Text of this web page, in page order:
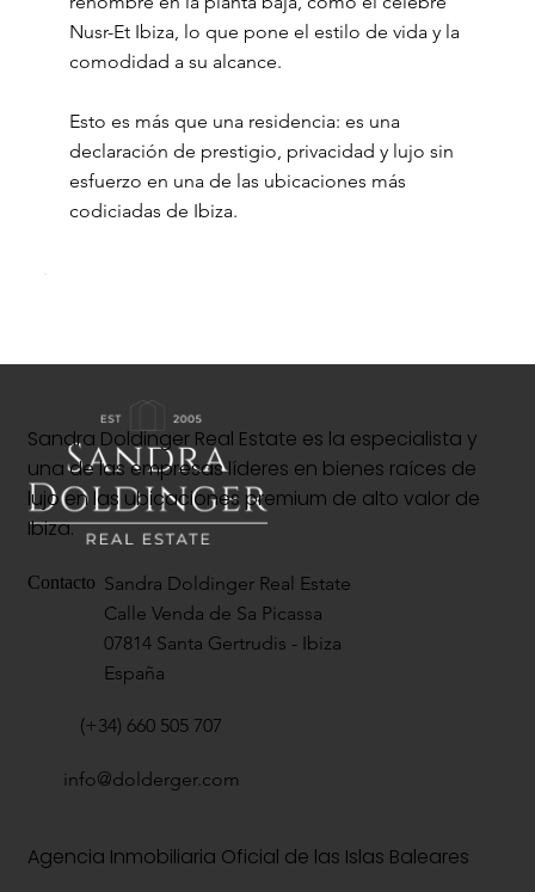
Nusr-Et Ibiza, lo que pone el estilo de vida y la
comodidad a su alcance.
Esto es más que una residencia: es una
declaración de prestigio, privacidad y lujo sin
esfuerzo en una de las ubicaciones más
codiciadas de Ibiza.
Sandra Doldinger Real Estate es la especialista y
una de las empresas líderes en bienes raíces de
lujo en las ubicaciones premium de alto valor de
Ibiza.
Agencia Inmobiliaria Oficial de las Islas Baleares
Contacto Sandra Doldinger Real Estate
Calle Venda de Sa Picassa
07814 Santa Gertrudis - Ibiza
España
(+34) 660 505 707
info@dolderger.com